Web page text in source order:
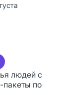
людей с
по